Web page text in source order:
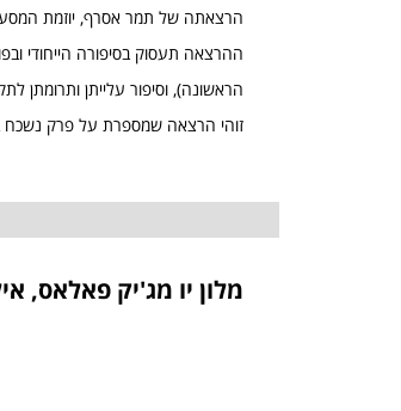
הרצאתה של תמר אסרף, יוזמת המסע
הראשונה), וסיפור עלייתן ותרומתן
זוהי הרצאה שמספרת על פרק נשכח
מלון יו מג'יק פאלאס,